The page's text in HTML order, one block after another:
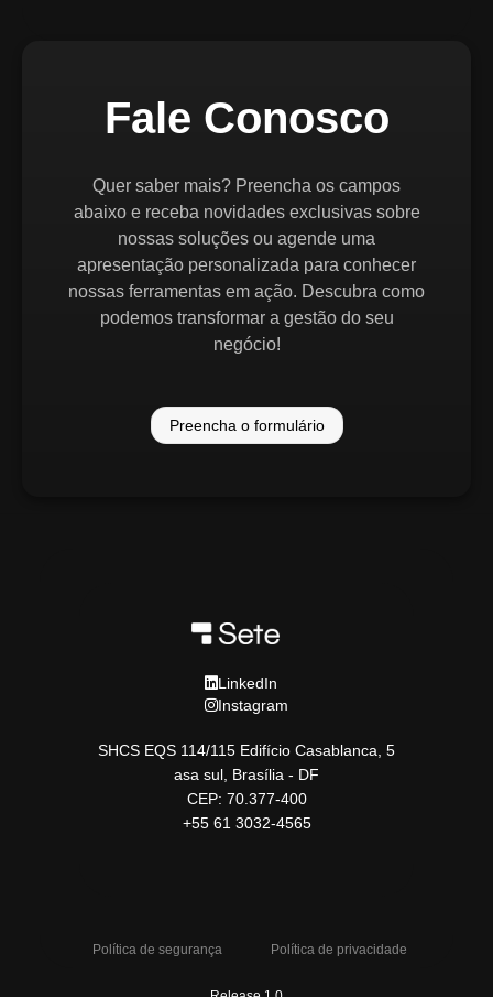
Fale Conosco
Quer saber mais? Preencha os campos
abaixo e receba novidades exclusivas sobre
nossas soluções ou agende uma
apresentação personalizada para conhecer
nossas ferramentas em ação. Descubra como
podemos transformar a gestão do seu
negócio!
Preencha o formulário
LinkedIn
Instagram
SHCS EQS 114/115 Edifício Casablanca, 5
asa sul, Brasília - DF
CEP: 70.377-400
+55 61 3032-4565
Política de segurança Política de privacidade